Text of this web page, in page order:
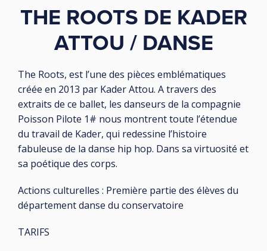
THE ROOTS DE KADER
ATTOU / DANSE
The Roots, est l’une des pièces emblématiques
créée en 2013 par Kader Attou. A travers des
extraits de ce ballet, les danseurs de la compagnie
Poisson Pilote 1# nous montrent toute l’étendue
du travail de Kader, qui redessine l’histoire
fabuleuse de la danse hip hop. Dans sa virtuosité et
sa poétique des corps.
Actions culturelles : Première partie des élèves du
département danse du conservatoire
TARIFS